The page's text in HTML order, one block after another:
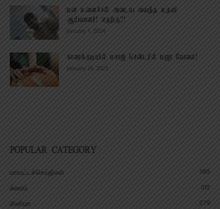
மன உளைச்சல் அடைய வைத்த உதவி
ஆய்வாளர்! எதற்கு?!
January 1, 2024
காரைக்குடியில் மசாஜ் சென்டரில் மஜா வேலை!
January 26, 2023
POPULAR CATEGORY
மாவட்டச்செய்திகள்
585
க்ரைம்
312
சினிமா
279